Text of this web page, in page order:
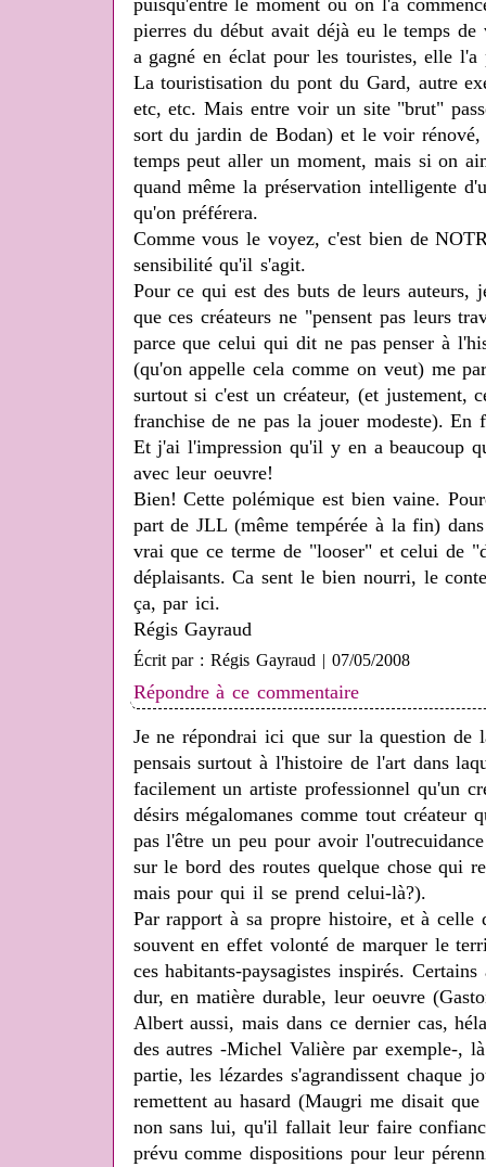
pierres du début avait déjà eu le temps
a gagné en éclat pour les touristes, elle
La touristisation du pont du Gard, autre
etc, etc. Mais entre voir un site "brut"
sort du jardin de Bodan) et le voir
temps peut aller un moment, mais si on
quand même la préservation intelligente
qu'on préférera.
Comme vous le voyez, c'est bien de
sensibilité qu'il s'agit.
Pour ce qui est des buts de leurs auteurs,
que ces créateurs ne "pensent pas leurs
parce que celui qui dit ne pas penser à
(qu'on appelle cela comme on veut) me
surtout si c'est un créateur, (et justement,
franchise de ne pas la jouer modeste). En
Et j'ai l'impression qu'il y en a beaucoup
avec leur oeuvre!
Bien! Cette polémique est bien vaine.
part de JLL (même tempérée à la fin)
vrai que ce terme de "looser" et celui de
déplaisants. Ca sent le bien nourri, le
ça, par ici.
Régis Gayraud
Écrit par : Régis Gayraud | 07/05/2008
Répondre à ce commentaire
Je ne répondrai ici que sur la question de
pensais surtout à l'histoire de l'art dans
facilement un artiste professionnel qu'un
désirs mégalomanes comme tout créateur
pas l'être un peu pour avoir
sur le bord des routes quelque chose qui
mais pour qui il se prend celui-là?).
Par rapport à sa propre histoire, et à celle
souvent en effet volonté de marquer le
ces habitants-paysagistes inspirés.
dur, en matière durable, leur oeuvre
Albert aussi, mais dans ce dernier cas,
des autres -Michel Valière par exemple-,
partie, les lézardes s'agrandissent chaque
remettent au hasard (Maugri me disait que
non sans lui, qu'il fallait leur faire
prévu comme dispositions pour leur